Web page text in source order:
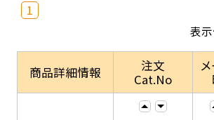
1
表
商品詳細情報
注文
Cat.No